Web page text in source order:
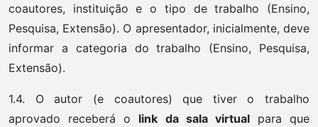
coautores, instituição e o tipo de trabalho (Ensino,
Pesquisa, Extensão). O apresentador, inicialmente, deve
informar a categoria do trabalho (Ensino, Pesquisa,
Extensão).
1.4. O autor (e coautores) que tiver o trabalho
aprovado receberá o link da sala virtualpara que